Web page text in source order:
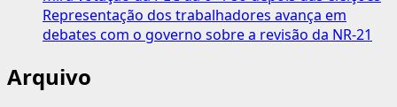
Representação dos trabalhadores avança em
debates com o governo sobre a revisão da NR-21
Arquivo